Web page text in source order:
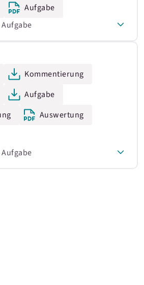
Aufgabe
Kommentierung
Aufgabe
Auswertung